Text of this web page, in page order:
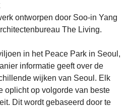
ontworpen door Soo-in Yang
The Living.
in het Peace Park in Seoul,
informatie geeft over de
wijken van Seoul. Elk
oplicht op volgorde van beste
Dit wordt gebaseerd door te